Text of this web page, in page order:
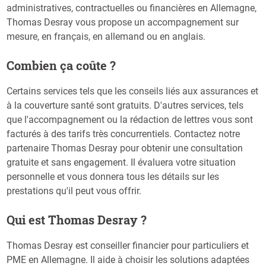
administratives, contractuelles ou financières en Allemagne,
Thomas Desray vous propose un accompagnement sur
mesure, en français, en allemand ou en anglais.
Combien ça coûte ?
Certains services tels que les conseils liés aux assurances et
à la couverture santé sont gratuits. D'autres services, tels
que l'accompagnement ou la rédaction de lettres vous sont
facturés à des tarifs très concurrentiels. Contactez notre
partenaire Thomas Desray pour obtenir une consultation
gratuite et sans engagement. Il évaluera votre situation
personnelle et vous donnera tous les détails sur les
prestations qu'il peut vous offrir.
Qui est Thomas Desray ?
Thomas Desray est conseiller financier pour particuliers et
PME en Allemagne. Il aide à choisir les solutions adaptées